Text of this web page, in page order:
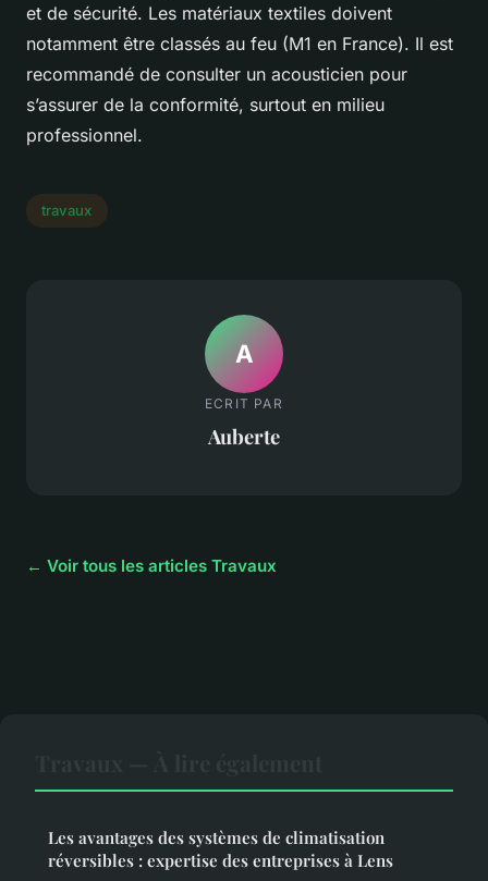
et de sécurité. Les matériaux textiles doivent
notamment être classés au feu (M1 en France). Il est
recommandé de consulter un acousticien pour
s’assurer de la conformité, surtout en milieu
professionnel.
travaux
A
ECRIT PAR
Auberte
← Voir tous les articles Travaux
Les avantages des systèmes de climatisation
réversibles : expertise des entreprises à Lens